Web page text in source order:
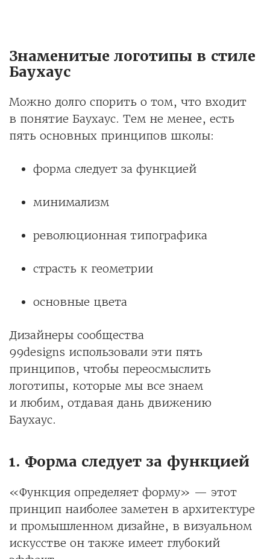
Знаменитые логотипы в стиле
Баухаус
Можно долго спорить о том, что входит
в понятие Баухаус. Тем не менее, есть
пять основных принципов школы:
форма следует за функцией
минимализм
революционная типографика
страсть к геометрии
основные цвета
Дизайнеры сообщества
99designs использовали эти пять
принципов, чтобы переосмыслить
логотипы, которые мы все знаем
и любим, отдавая дань движению
Баухаус.
1. Форма следует за функцией
«Функция определяет форму» — этот
принцип наиболее заметен в архитектуре
и промышленном дизайне, в визуальном
искусстве он также имеет глубокий